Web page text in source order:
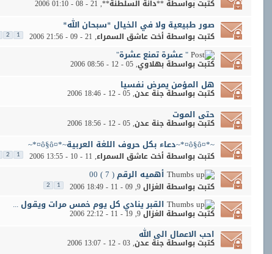
كتبت بواسطة**دانة السلطنة**‏, 21 - 08 - 2006 01:10
صور طبيعية ولا في الخيال *سبحان الله*
كتبت بواسطةأخت عاشق السمراء‏, 21 - 09 - 2006 21:56
1
2
" عشرة تمنع عشرة"
كتبت بواسطةبهلاوي‏, 05 - 12 - 2006 08:56
هل المؤمن يمرض نفسيا
كتبت بواسطةجنة عدن‏, 05 - 12 - 2006 18:46
حتى الموت
كتبت بواسطةجنة عدن‏, 05 - 12 - 2006 18:56
~*¤ô§ô¤*~دعاء بكل حروف اللغة العربية~*¤ô§ô¤*~
كتبت بواسطةأخت عاشق السمراء‏, 11 - 10 - 2006 13:55
1
2
أهميه الرقم ( 7 ) 00
كتبت بواسطة الغزال 9 ‏, 09 - 11 - 2006 18:49
1
2
القبر ينادي كل يوم خمس مرات ويقول ...
كتبت بواسطة الغزال 9 ‏, 19 - 11 - 2006 22:12
احب الاعمال الى الله
كتبت بواسطةجنة عدن‏, 03 - 12 - 2006 13:07